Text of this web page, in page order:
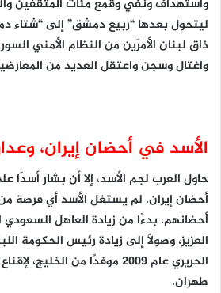
واستهداف ونفي وقمع مئات المثقفين
ليتحول بعدها “ربيع دمشق” إلى “شتاء
ذاق لبنان الأمرّين من النظام الأمني
واغتال وسجن واعتقل العديد من
الأسد في أحضان إيران،
حاول العرب لجم الأسد، إلا أن بشار أسدًا
أحضان إيران. لم يستغل الأسد أي فرصة
أحضانهم، بدءًا من زيادة العاهل
العزيز، وصولًا إلى زيادة رئيس الحكومة
الحريري عام 2009 موفدًا من
طهران.